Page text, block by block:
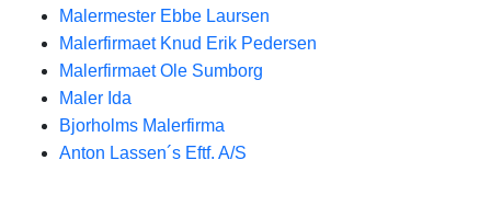
Malermester Ebbe Laursen
Malerfirmaet Knud Erik Pedersen
Malerfirmaet Ole Sumborg
Maler Ida
Bjorholms Malerfirma
Anton Lassen´s Eftf. A/S